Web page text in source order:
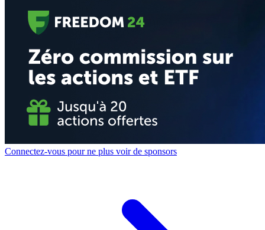
Connectez-vous pour ne plus voir de sponsors